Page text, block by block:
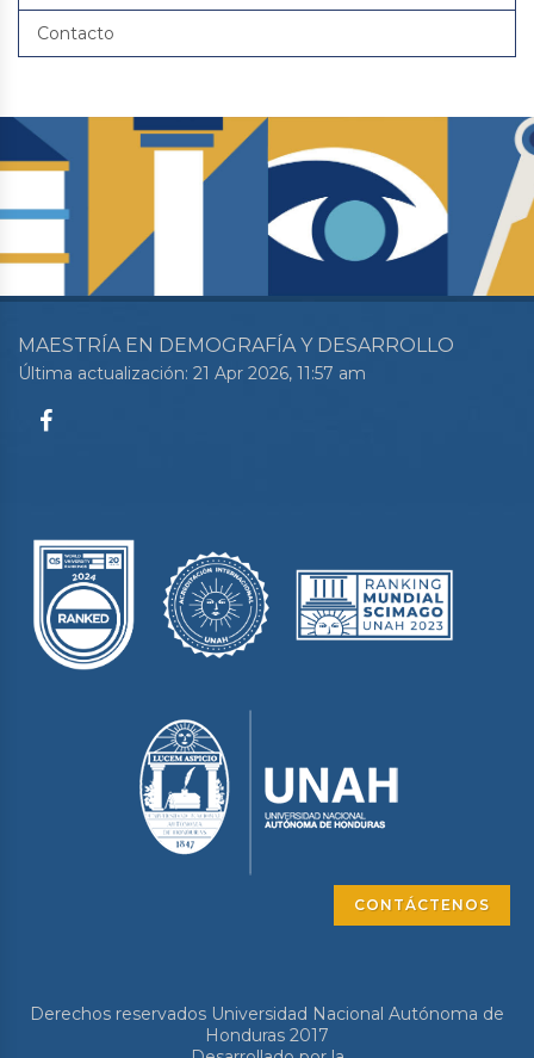
Contacto
MAESTRÍA EN DEMOGRAFÍA Y DESARROLLO
Última actualización: 21 Apr 2026, 11:57 am
CONTÁCTENOS
Derechos reservados Universidad Nacional Autónoma de
Honduras 2017